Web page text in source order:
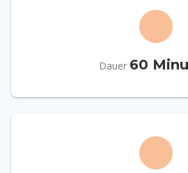
Dauer 60